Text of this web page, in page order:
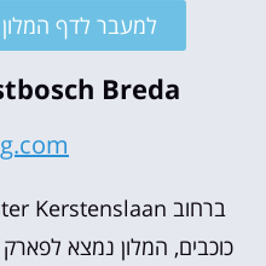
למעבר לדף המלון Bastion לחצו כאן!
Breda
כוכבים, המלון נמצא